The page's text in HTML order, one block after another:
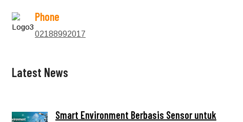
Phone
02188992017
Latest News
Smart Environment Berbasis Sensor untuk